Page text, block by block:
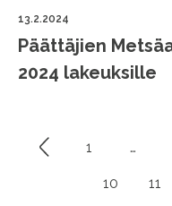
13.2.2024
Päättäjien
2024 lakeuksille
Artikkelien
1 …
10 11